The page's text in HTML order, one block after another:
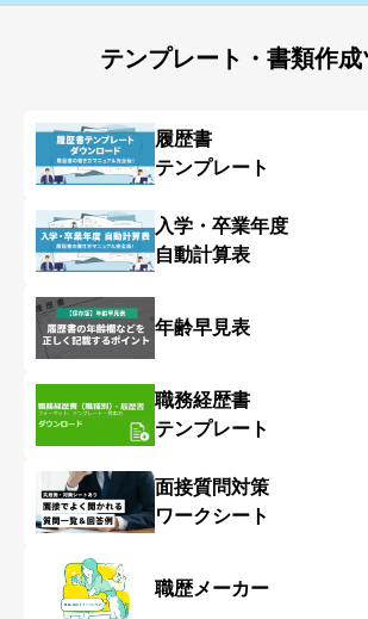
テンプレート・書類作
履歴書
テンプレート
入学・卒業年度
自動計算表
年齢早見表
職務経歴書
テンプレート
面接質問対策
ワークシート
職歴メーカー